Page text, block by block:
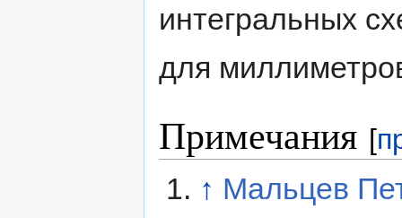
интегральных
для
Примечания [
↑ Мальцев